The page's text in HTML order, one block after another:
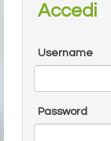
Accedi
Username
Password